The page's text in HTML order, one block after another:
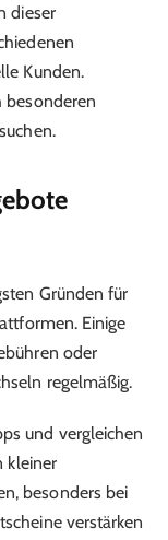
dieser
Kunden.
besonderen
Gründen für
Einige
oder
regelmäßig.
und vergleichen
kleiner
besonders bei
verstärken